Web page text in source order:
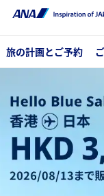
旅の計画とご予約
Hello Blue Sale! 東京 /
クラス | 2026/08/13ま
ことがあります。